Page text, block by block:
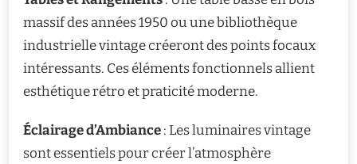
massif des années 1950 ou une bibliothèque
industrielle vintage créeront des points focaux
intéressants. Ces éléments fonctionnels allient
esthétique rétro et praticité moderne.
Éclairage d’Ambiance: Les luminaires vintage
sont essentiels pour créer l’atmosphère